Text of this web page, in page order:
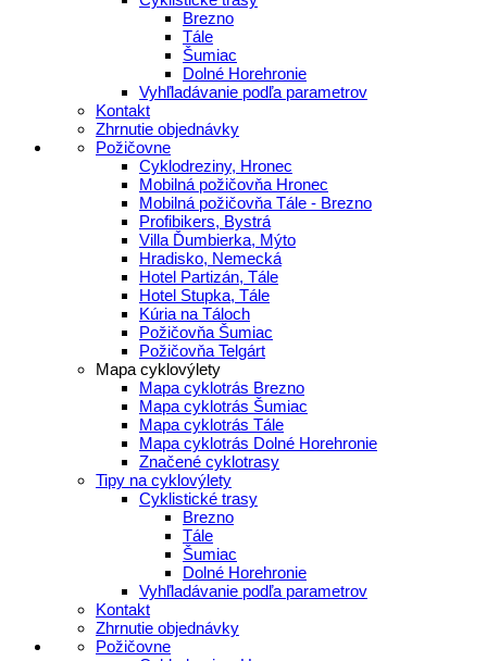
Brezno
Tále
Šumiac
Dolné Horehronie
Vyhľladávanie podľa parametrov
Kontakt
Zhrnutie objednávky
Požičovne
Cyklodreziny, Hronec
Mobilná požičovňa Hronec
Mobilná požičovňa Tále - Brezno
Profibikers, Bystrá
Villa Ďumbierka, Mýto
Hradisko, Nemecká
Hotel Partizán, Tále
Hotel Stupka, Tále
Kúria na Táloch
Požičovňa Šumiac
Požičovňa Telgárt
Mapa cyklovýlety
Mapa cyklotrás Brezno
Mapa cyklotrás Šumiac
Mapa cyklotrás Tále
Mapa cyklotrás Dolné Horehronie
Značené cyklotrasy
Tipy na cyklovýlety
Cyklistické trasy
Brezno
Tále
Šumiac
Dolné Horehronie
Vyhľladávanie podľa parametrov
Kontakt
Zhrnutie objednávky
Požičovne